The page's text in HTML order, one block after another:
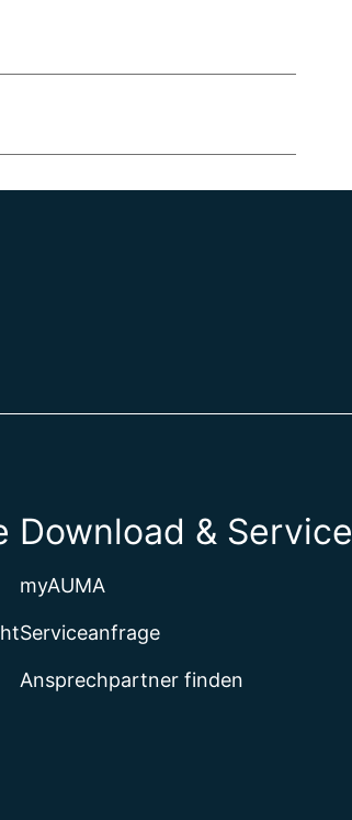
Download & Service
myAUMA
Serviceanfrage
Ansprechpartner finden